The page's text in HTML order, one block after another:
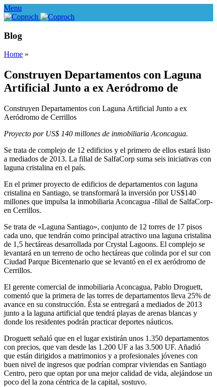
Menu
Blog
Home »
Construyen Departamentos con Laguna
Artificial Junto a ex Aeródromo de
Construyen Departamentos con Laguna Artificial Junto a ex
Aeródromo de Cerrillos
Proyecto por US$ 140 millones de inmobiliaria Aconcagua.
Se trata de complejo de 12 edificios y el primero de ellos estará listo
a mediados de 2013. La filial de SalfaCorp suma seis iniciativas con
laguna cristalina en el país.
En el primer proyecto de edificios de departamentos con laguna
cristalina en Santiago, se transformará la inversión por US$140
millones que impulsa la inmobiliaria Aconcagua -filial de SalfaCorp-
en Cerrillos.
Se trata de «Laguna Santiago», conjunto de 12 torres de 17 pisos
cada uno, que tendrán como principal atractivo una laguna cristalina
de 1,5 hectáreas desarrollada por Crystal Lagoons. El complejo se
levantará en un terreno de ocho hectáreas que colinda por el sur con
Ciudad Parque Bicentenario que se levantó en el ex aeródromo de
Cerrillos.
El gerente comercial de inmobiliaria Aconcagua, Pablo Droguett,
comentó que la primera de las torres de departamentos lleva 25% de
avance en su construcción. Ésta se entregará a mediados de 2013
junto a la laguna artificial que tendrá playas de arenas blancas y
donde los residentes podrán practicar deportes náuticos.
Droguett señaló que en el lugar existirán unos 1.350 departamentos
con precios, que van desde las 1.200 UF a las 3.500 UF. Añadió
que están dirigidos a matrimonios y a profesionales jóvenes con
buen nivel de ingresos que podrían comprar viviendas en Santiago
Centro, pero que optan por una mejor calidad de vida, alejándose un
poco del la zona céntrica de la capital, sostuvo.